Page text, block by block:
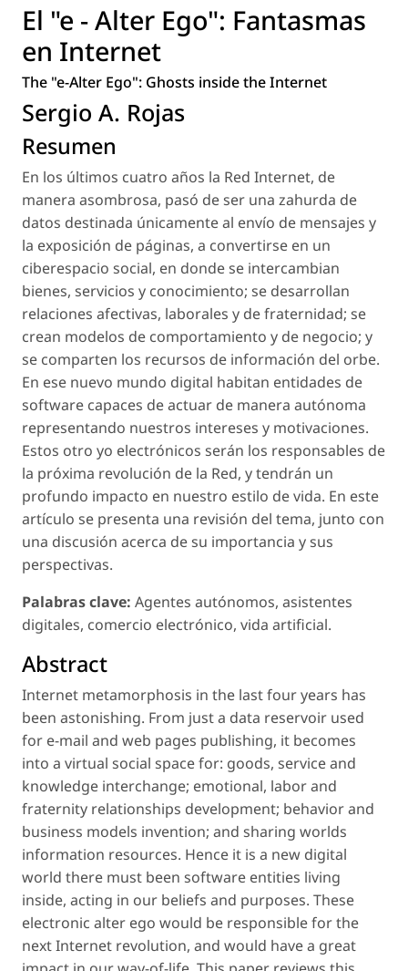
El "e - Alter Ego": Fantasmas
en Internet
The "e-Alter Ego": Ghosts inside the Internet
Sergio A. Rojas
Resumen
En los últimos cuatro años la Red Internet, de
manera asombrosa, pasó de ser una zahurda de
datos destinada únicamente al envío de mensajes y
la exposición de páginas, a convertirse en un
ciberespacio social, en donde se intercambian
bienes, servicios y conocimiento; se desarrollan
relaciones afectivas, laborales y de fraternidad; se
crean modelos de comportamiento y de negocio; y
se comparten los recursos de información del orbe.
En ese nuevo mundo digital habitan entidades de
software capaces de actuar de manera autónoma
representando nuestros intereses y motivaciones.
Estos otro yo electrónicos serán los responsables de
la próxima revolución de la Red, y tendrán un
profundo impacto en nuestro estilo de vida. En este
artículo se presenta una revisión del tema, junto con
una discusión acerca de su importancia y sus
perspectivas.
Palabras clave: Agentes autónomos, asistentes
digitales, comercio electrónico, vida artificial.
Abstract
Internet metamorphosis in the last four years has
been astonishing. From just a data reservoir used
for e-mail and web pages publishing, it becomes
into a virtual social space for: goods, service and
knowledge interchange; emotional, labor and
fraternity relationships development; behavior and
business models invention; and sharing worlds
information resources. Hence it is a new digital
world there must been software entities living
inside, acting in our beliefs and purposes. These
electronic alter ego would be responsible for the
next Internet revolution, and would have a great